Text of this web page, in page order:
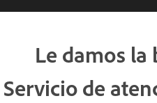
Le damos
Servicio de